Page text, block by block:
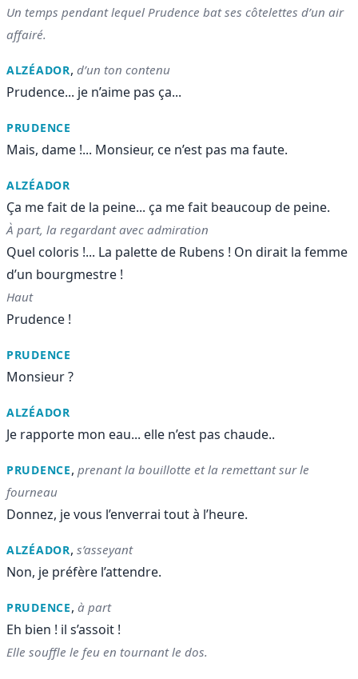
Un temps pendant lequel Prudence bat ses côtelettes d’un air
affairé.
ALZÉADOR, d’un ton contenu
Prudence... je n’aime pas ça...
PRUDENCE
Mais, dame !... Monsieur, ce n’est pas ma faute.
ALZÉADOR
Ça me fait de la peine... ça me fait beaucoup de peine.
À part, la regardant avec admiration
Quel coloris !... La palette de Rubens ! On dirait la femme
d’un bourgmestre !
Haut
Prudence !
PRUDENCE
Monsieur ?
ALZÉADOR
Je rapporte mon eau... elle n’est pas chaude..
PRUDENCE, prenant la bouillotte et la remettant sur le
fourneau
Donnez, je vous l’enverrai tout à l’heure.
ALZÉADOR, s’asseyant
Non, je préfère l’attendre.
PRUDENCE, à part
Eh bien ! il s’assoit !
Elle souffle le feu en tournant le dos.